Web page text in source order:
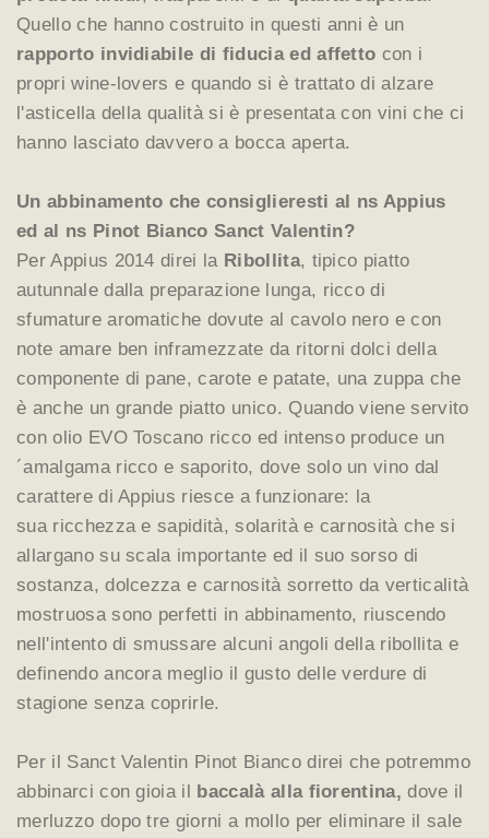
Quello che hanno costruito in questi anni è un
rapporto invidiabile di fiducia ed affetto con i
propri wine-lovers e quando si è trattato di alzare
l'asticella della qualità si è presentata con vini che ci
hanno lasciato davvero a bocca aperta.
Un abbinamento che consiglieresti al ns Appius
ed al ns Pinot Bianco Sanct Valentin?
Per Appius 2014 direi la Ribollita, tipico piatto
autunnale dalla preparazione lunga, ricco di
sfumature aromatiche dovute al cavolo nero e con
note amare ben inframezzate da ritorni dolci della
componente di pane, carote e patate, una zuppa che
è anche un grande piatto unico. Quando viene servito
con olio EVO Toscano ricco ed intenso produce un
´amalgama ricco e saporito, dove solo un vino dal
carattere di Appius riesce a funzionare: la
sua ricchezza e sapidità, solarità e carnosità che si
allargano su scala importante ed il suo sorso di
sostanza, dolcezza e carnosità sorretto da verticalità
mostruosa sono perfetti in abbinamento, riuscendo
nell'intento di smussare alcuni angoli della ribollita e
definendo ancora meglio il gusto delle verdure di
stagione senza coprirle.
Per il Sanct Valentin Pinot Bianco direi che potremmo
abbinarci con gioia il baccalà alla fiorentina, dove il
merluzzo dopo tre giorni a mollo per eliminare il sale